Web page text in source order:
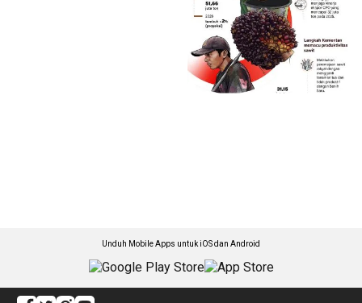
Unduh Mobile Apps untuk iOS dan Android